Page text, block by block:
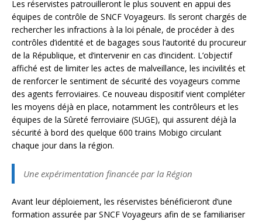
Les réservistes patrouilleront le plus souvent en appui des
équipes de contrôle de SNCF Voyageurs. Ils seront chargés de
rechercher les infractions à la loi pénale, de procéder à des
contrôles d’identité et de bagages sous l’autorité du procureur
de la République, et d’intervenir en cas d’incident. L’objectif
affiché est de limiter les actes de malveillance, les incivilités et
de renforcer le sentiment de sécurité des voyageurs comme
des agents ferroviaires. Ce nouveau dispositif vient compléter
les moyens déjà en place, notamment les contrôleurs et les
équipes de la Sûreté ferroviaire (SUGE), qui assurent déjà la
sécurité à bord des quelque 600 trains Mobigo circulant
chaque jour dans la région.
Une expérimentation financée par la Région
Avant leur déploiement, les réservistes bénéficieront d’une
formation assurée par SNCF Voyageurs afin de se familiariser